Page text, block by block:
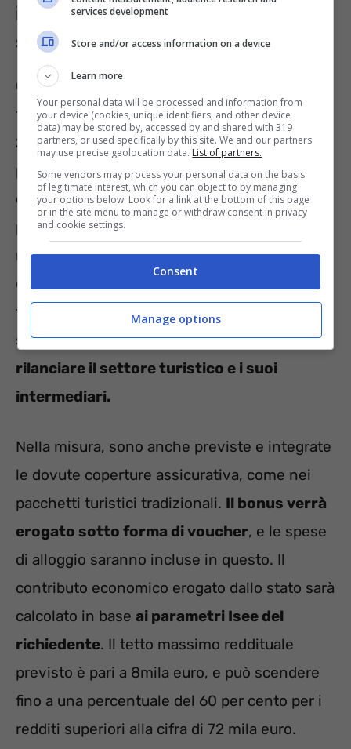
il contributo economico dello
stato?
Questo però, a patto che i soggiorni vengano
fattientro la data ultima del 1 Novembre
2022.Il bonus vacanza varato dall’Istituto di
previdenza prevede in alcuni casi anche la
copertura totale dell’intero costo del
pacchetto vacanze scelto. Bisogna
naturalmente rispettare alcuni requisiti e
condizioni, come quella di affidarsi ad un ente
terzo, come le agenzie che operano nel
settore. Lo scopo infatti è in primo luogodi
rilanciare il settore turistico e i suoi
intermediari.
Nella misura, sono anche previste e integrate
le dovute coperture assicurativa, come nei
pacchetti turistici tradizionali. Il bonus verrà
erogato sotto forma di voucher, e le spese
di alloggio saranno incluse in questo. Il
contributo economico erogato dallo stato sarà
calcolato in base ai parametri Isee del
richiedente. Il tetto massimo reddituale
previsto è pari a 8mila euro, e può scendere
fino a una percentuale del 60 per cento per i
redditi superiori alla cifra di 72 mila euro.
services development
Store and/or access information on a device
Learn more
Your personal data will be processed and information from
your device (cookies, unique identifiers, and other device
data) may be stored by, accessed by and shared with 319
partners, or used specifically by this site. We and our partners
may use precise geolocation data. List of partners.
Some vendors may process your personal data on the basis
of legitimate interest, which you can object to by managing
your options below. Look for a link at the bottom of this page
or in the site menu to manage or withdraw consent in privacy
and cookie settings.
Consent
Manage options